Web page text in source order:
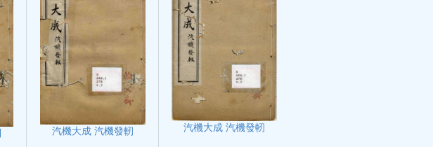
汽機大成 汽機發軔 汽機大成 汽機發軔